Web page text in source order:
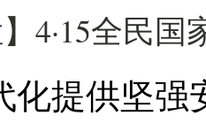
】4·15全民
化提供坚强